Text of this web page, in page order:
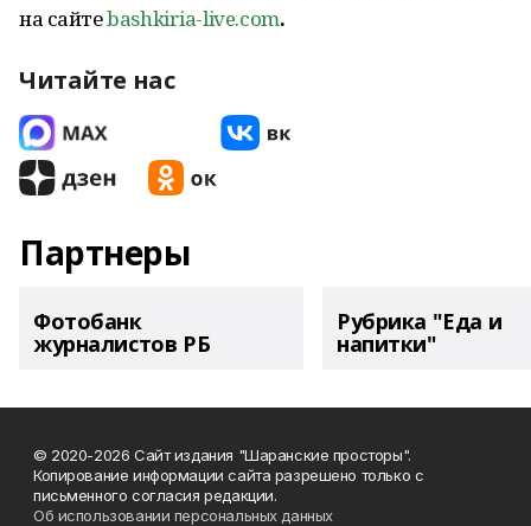
на сайтеbashkiria-live.com.
Читайте нас
Партнеры
Фотобанк
журналистов РБ
Рубрика "Еда и
напитки"
© 2020-2026 Сайт издания "Шаранские просторы".
Копирование информации сайта разрешено только с
письменного согласия редакции.
Об использовании персональных данных